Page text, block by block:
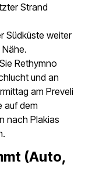
Strand
Südküste weiter
Rethymno
und an
am Preveli
auf dem
nach Plakias
(Auto,